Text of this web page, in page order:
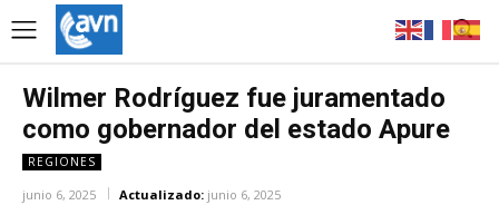
Wilmer Rodríguez fue juramentado
como gobernador del estado Apure
REGIONES
junio 6, 2025 Actualizado: junio 6, 2025